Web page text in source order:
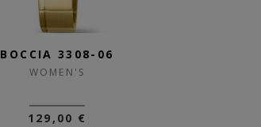
BOCCIA 3308-06
WOMEN'S
129,00 €